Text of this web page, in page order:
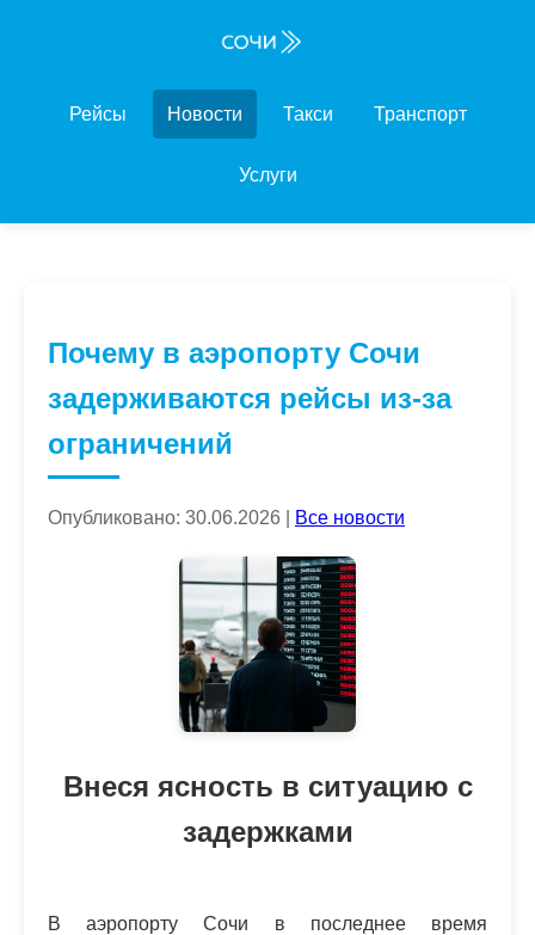
Рейсы Новости Такси Транспорт
Услуги
Почему в аэропорту Сочи
задерживаются рейсы из-за
ограничений
Опубликовано: 30.06.2026 | Все новости
Внеся ясность в ситуацию с
задержками
В аэропорту Сочи в последнее время